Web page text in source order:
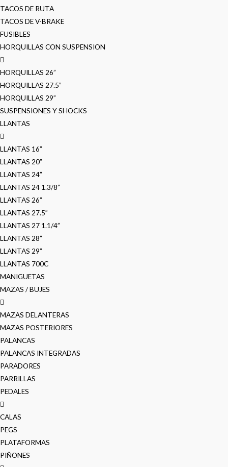
TACOS DE RUTA
TACOS DE V-BRAKE
FUSIBLES
HORQUILLAS CON SUSPENSION
HORQUILLAS 26”
HORQUILLAS 27.5”
HORQUILLAS 29”
SUSPENSIONES Y SHOCKS
LLANTAS
LLANTAS 16”
LLANTAS 20”
LLANTAS 24”
LLANTAS 24 1.3/8”
LLANTAS 26”
LLANTAS 27.5”
LLANTAS 27 1.1/4”
LLANTAS 28”
LLANTAS 29”
LLANTAS 700C
MANIGUETAS
MAZAS / BUJES
MAZAS DELANTERAS
MAZAS POSTERIORES
PALANCAS
PALANCAS INTEGRADAS
PARADORES
PARRILLAS
PEDALES
CALAS
PEGS
PLATAFORMAS
PIÑONES